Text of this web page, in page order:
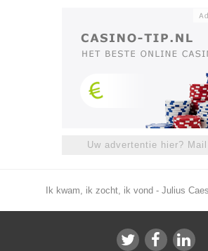
Uw advertentie hier?
Ik kwam, ik zocht, ik vond - Julius